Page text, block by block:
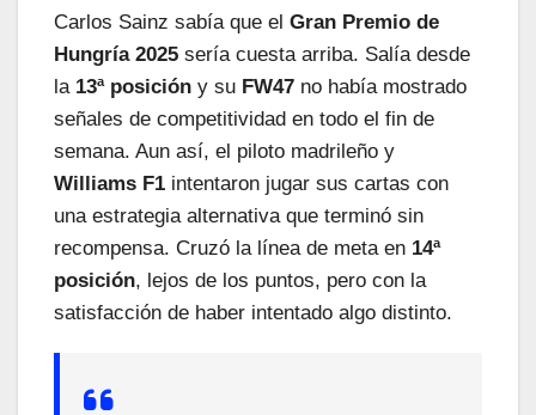
Carlos Sainz sabía que el Gran Premio de
Hungría 2025 sería cuesta arriba. Salía desde
la 13ª posición y su FW47 no había mostrado
señales de competitividad en todo el fin de
semana. Aun así, el piloto madrileño y
Williams F1 intentaron jugar sus cartas con
una estrategia alternativa que terminó sin
recompensa. Cruzó la línea de meta en 14ª
posición, lejos de los puntos, pero con la
satisfacción de haber intentado algo distinto.